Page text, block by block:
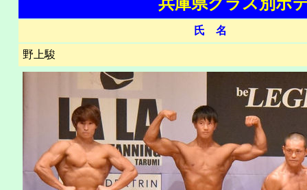
氏 名
野上駿